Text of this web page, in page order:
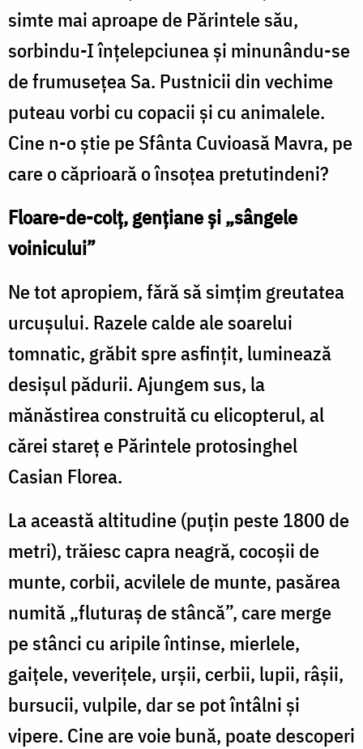
simte mai aproape de Părintele său,
sorbindu-I înțelepciunea și minunându-se
de frumusețea Sa. Pustnicii din vechime
puteau vorbi cu copacii și cu animalele.
Cine n-o știe pe Sfânta Cuvioasă Mavra, pe
care o căprioară o însoțea pretutindeni?
Floare-de-colț, gențiane și „sângele
voinicului”
Ne tot apropiem, fără să simțim greutatea
urcușului. Razele calde ale soarelui
tomnatic, grăbit spre asfințit, luminează
desișul pădurii. Ajungem sus, la
mănăstirea construită cu elicopterul, al
cărei stareț e Părintele protosinghel
Casian Florea.
La această altitudine (puțin peste 1800 de
metri), trăiesc capra neagră, cocoșii de
munte, corbii, acvilele de munte, pasărea
numită „fluturaș de stâncă”, care merge
pe stânci cu aripile întinse, mierlele,
gaițele, veverițele, urșii, cerbii, lupii, râșii,
bursucii, vulpile, dar se pot întâlni și
vipere. Cine are voie bună, poate descoperi